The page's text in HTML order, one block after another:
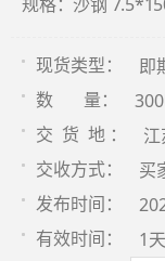
规格：沙钢
现货类型： 即
数 量：
交 货 地 ：
交收方式： 买
发布时间：
有效时间： 1天